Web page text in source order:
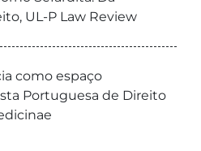
UL-P Law Review
como espaço
Portuguesa de Direito